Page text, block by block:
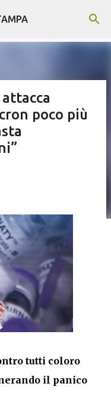
poco più
tutti coloro
il panico